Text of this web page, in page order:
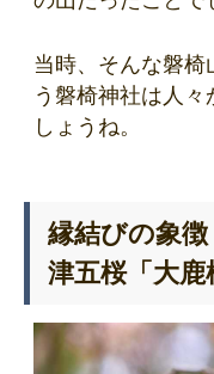
当時、そんな磐椅
う磐椅神社は人
しょうね。
縁結びの象
津五桜「大鹿